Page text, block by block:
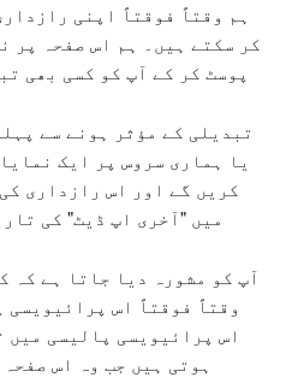
ہم وقتاً فوقتاً اپنی
کر سکتے ہیں۔ ہم اس صفحہ پر
پوسٹ کر کے آپ کو کسی بھی
تبدیلی کے مؤثر ہونے سے
یا ہماری سروس پر ایک
کریں گے اور اس رازداری
میں "آخری اپ ڈیٹ" کی
آپ کو مشورہ دیا جاتا ہے کہ
وقتاً فوقتاً اس پرائیویسی
اس پرائیویسی پالیسی میں
ہوتی ہیں جب وہ اس